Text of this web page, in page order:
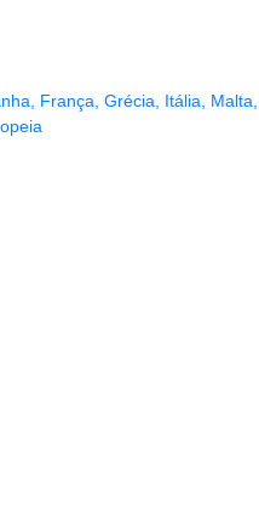
França Grécia Itália Malta